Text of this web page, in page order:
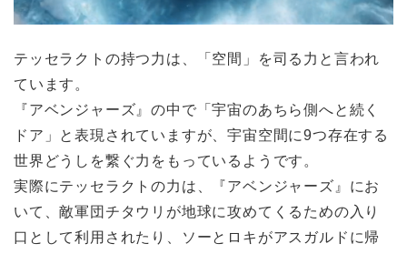
テッセラクトの持つ力は、「空間」を司る力と言われ
ています。
『アベンジャーズ』の中で「宇宙のあちら側へと続く
ドア」と表現されていますが、宇宙空間に9つ存在する
世界どうしを繋ぐ力をもっているようです。
実際にテッセラクトの力は、『アベンジャーズ』にお
いて、敵軍団チタウリが地球に攻めてくるための入り
口として利用されたり、ソーとロキがアスガルドに帰